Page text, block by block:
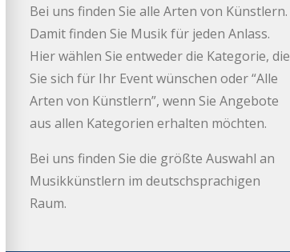
Bei uns finden Sie alle Arten von Künstlern.
Damit finden Sie Musik für jeden Anlass.
Hier wählen Sie entweder die Kategorie, die
Sie sich für Ihr Event wünschen oder “Alle
Arten von Künstlern”, wenn Sie Angebote
aus allen Kategorien erhalten möchten.
Bei uns finden Sie die größte Auswahl an
Musikkünstlern im deutschsprachigen
Raum.